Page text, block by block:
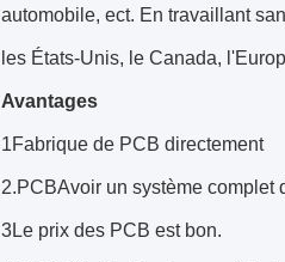
automobile, ect. En travaillant
les États-Unis, le Canada,
Avantages
1Fabrique de PCB directement
2.PCBAvoir un système complet
3Le prix des PCB est bon.